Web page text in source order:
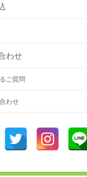
わせ
ご質問
わせ